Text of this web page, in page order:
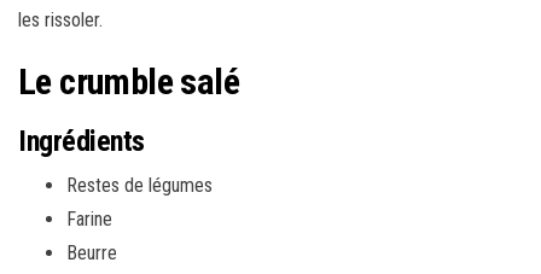
les rissoler.
Le crumble salé
Ingrédients
Restes de légumes
Farine
Beurre